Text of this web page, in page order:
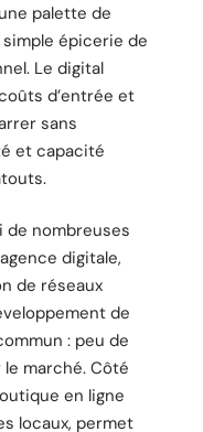
palette de
épicerie de
Le digital
d’entrée et
sans
et capacité
nombreuses
digitale,
de réseaux
de
: peu de
marché. Côté
en ligne
locaux, permet